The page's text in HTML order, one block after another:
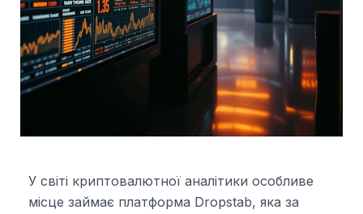
У світі криптовалютної аналітики особливе
місце займає платформа Dropstab, яка за